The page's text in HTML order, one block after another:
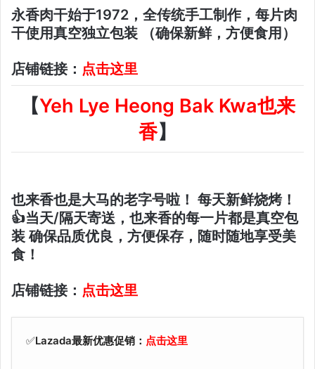
永香肉干始于1972，全传统手工制作，每片肉
干使用真空独立包装 （确保新鲜，方便食用）
店铺链接： 点击这里
【Yeh Lye Heong Bak Kwa也来
香】
也来香也是大马的老字号啦！ 每天新鲜烧烤！
👍当天/隔天寄送，也来香的每一片都是真空包
装 确保品质优良，方便保存，随时随地享受美
食！
店铺链接： 点击这里
✅Lazada最新优惠促销： 点击这里